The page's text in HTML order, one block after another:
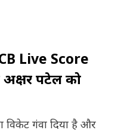
Live Score
पटेल को
विकेट गंवा दिया है और